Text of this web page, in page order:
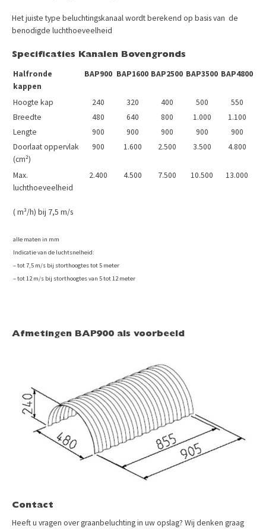
Het juiste type beluchtingskanaal wordt berekend op basis van de
benodigde luchthoeveelheid
Specificaties Kanalen Bovengronds
Halfronde
kappen
BAP900 BAP1600 BAP2500 BAP3500 BAP4800
Hoogte kap 240 320 400 500
550
Breedte
480 640 800 1.000
1.100
Lengte
900 900 900 900
900
Doorlaat oppervlak
(cm²)
900 1.600 2.500 3.500 4.800
Max.
luchthoeveelheid
( m³/h) bij 7,5 m/s
2.400 4.500 7.500 10.500 13.000
alle maten in mm
Indicatie van de luchtsnelheid:
– tot 7,5 m/s bij storthoogtes tot 5 meter
– tot 12 m/s bij storthoogtes van 5 tot 12 meter
Afmetingen BAP900 als voorbeeld
Contact
Heeft u vragen over graanbeluchting in uw opslag? Wij denken graag